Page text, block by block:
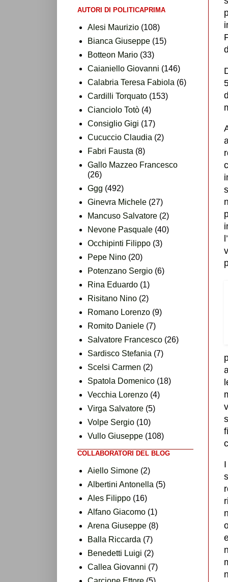
AUTORI DI POLITICAPRIMA
Alesi Maurizio (108)
Bianca Giuseppe (15)
Botteon Mario (33)
Caianiello Giovanni (146)
Calabria Teresa Fabiola (6)
Cardilli Torquato (153)
Cianciolo Totò (4)
Consiglio Gigi (17)
Cucuccio Claudia (2)
Fabri Fausta (8)
Gallo Mazzeo Francesco
(26)
Ggg (492)
Ginevra Michele (27)
Mancuso Salvatore (2)
Nevone Pasquale (40)
Occhipinti Filippo (3)
Pepe Nino (20)
Potenzano Sergio (6)
Rina Eduardo (1)
Risitano Nino (2)
Romano Lorenzo (9)
Romito Daniele (7)
Salvatore Francesco (26)
Sardisco Stefania (7)
Scelsi Carmen (2)
Spatola Domenico (18)
Vecchia Lorenzo (4)
Virga Salvatore (5)
Volpe Sergio (10)
Vullo Giuseppe (108)
COLLABORATORI DEL BLOG
Aiello Simone (2)
Albertini Antonella (5)
Ales Filippo (16)
Alfano Giacomo (1)
Arena Giuseppe (8)
Balla Riccarda (7)
Benedetti Luigi (2)
Callea Giovanni (7)